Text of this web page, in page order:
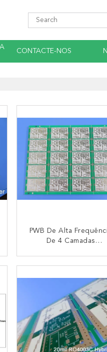
CONTACTE-NOS
PWB De Alta
De 4 Camadas
Sistema Sem Fio Da
Antena
CONTACTO